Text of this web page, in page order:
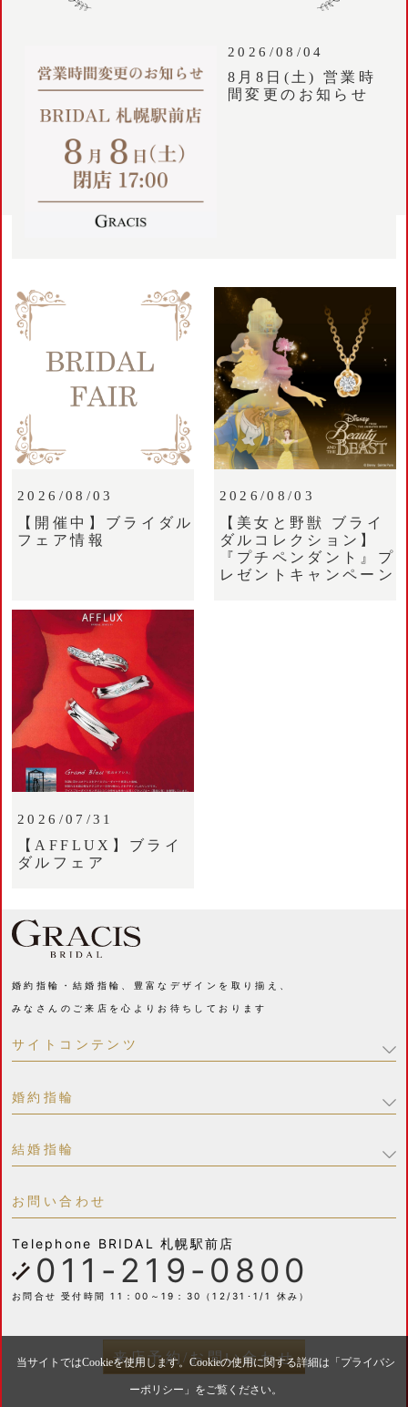
2026/08/04
8月8日(土) 営業時
間変更のお知らせ
2026/08/03
【開催中】ブライダル
フェア情報
2026/08/03
【美女と野獣 ブライ
ダルコレクション】
『プチペンダント』プ
レゼントキャンペーン
2026/07/31
【AFFLUX】ブライ
ダルフェア
婚約指輪・結婚指輪、豊富なデザインを取り揃え、
みなさんのご来店を心よりお待ちしております
サイトコンテンツ
婚約指輪
結婚指輪
お問い合わせ
Telephone BRIDAL 札幌駅前店
011-219-0800
お問合せ 受付時間 11：00～19：30（12/31･1/1 休み）
来店予約/お問い合わせ
当サイトではCookieを使用します。Cookieの使用に関する詳細は「 プライバシ
ーポリシー 」をご覧ください。